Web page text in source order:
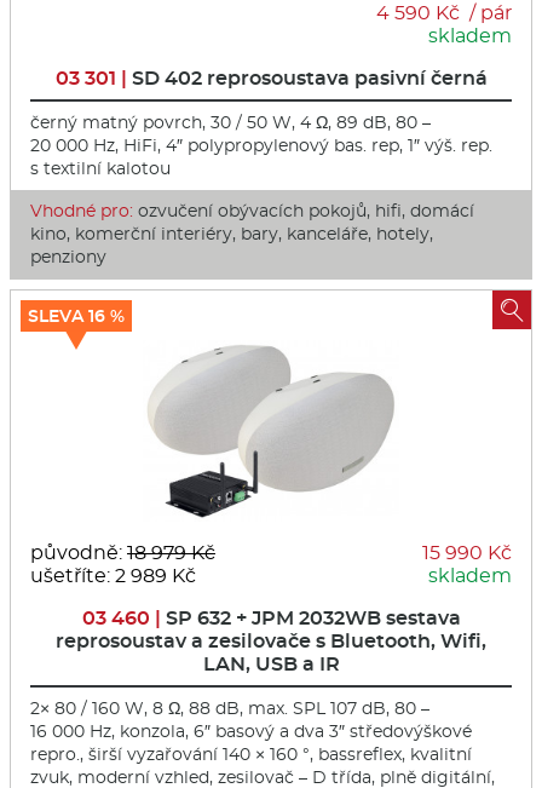
4 590 Kč / pár
skladem
03 301 | SD 402 reprosoustava pasivní černá
černý matný povrch, 30 / 50 W, 4 Ω, 89 dB, 80 –
20 000 Hz, HiFi, 4″ polypropylenový bas. rep, 1″ výš. rep.
s textilní kalotou
Vhodné pro: ozvučení obývacích pokojů, hifi, domácí
kino, komerční interiéry, bary, kanceláře, hotely,
penziony
původně: 18 979 Kč
ušetříte: 2 989 Kč
15 990 Kč
skladem
03 460 | SP 632 + JPM 2032WB sestava
reprosoustav a zesilovače s Bluetooth, Wifi,
LAN, USB a IR
2× 80 / 160 W, 8 Ω, 88 dB, max. SPL 107 dB, 80 –
16 000 Hz, konzola, 6″ basový a dva 3″ středovýškové
repro., širší vyzařování 140 × 160 °, bassreflex, kvalitní
zvuk, moderní vzhled, zesilovač – D třída, plně digitální,
SLEVA 16 % 